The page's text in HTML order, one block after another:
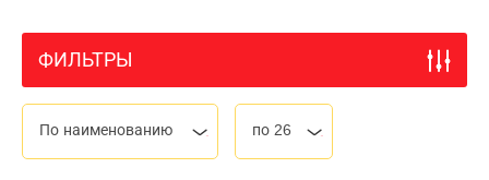
ФИЛЬТРЫ
По наименованию по 26